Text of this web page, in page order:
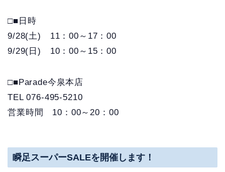
□■日時
9/28(土) 11：00～17：00
9/29(日) 10：00～15：00
□■Parade今泉本店
TEL 076-495-5210
営業時間 10：00～20：00
瞬足スーパーSALEを開催します！